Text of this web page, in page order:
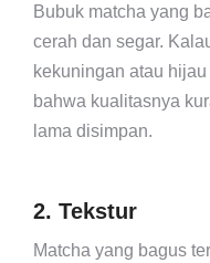
Bubuk matcha yang
cerah dan segar.
kekuningan atau
bahwa kualitasnya
lama disimpan.
2. Tekstur
Matcha yang bagus